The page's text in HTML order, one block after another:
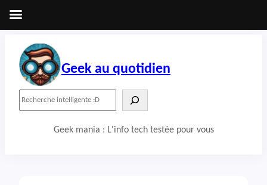
contenu
Geek au quotidien
Geek mania : L'info tech testée pour vous